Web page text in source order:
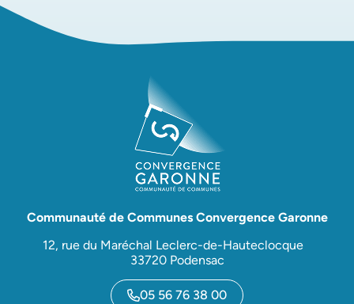
Communauté de Communes Convergence Garonne
12, rue du Maréchal Leclerc-de-Hauteclocque
33720 Podensac
05 56 76 38 00